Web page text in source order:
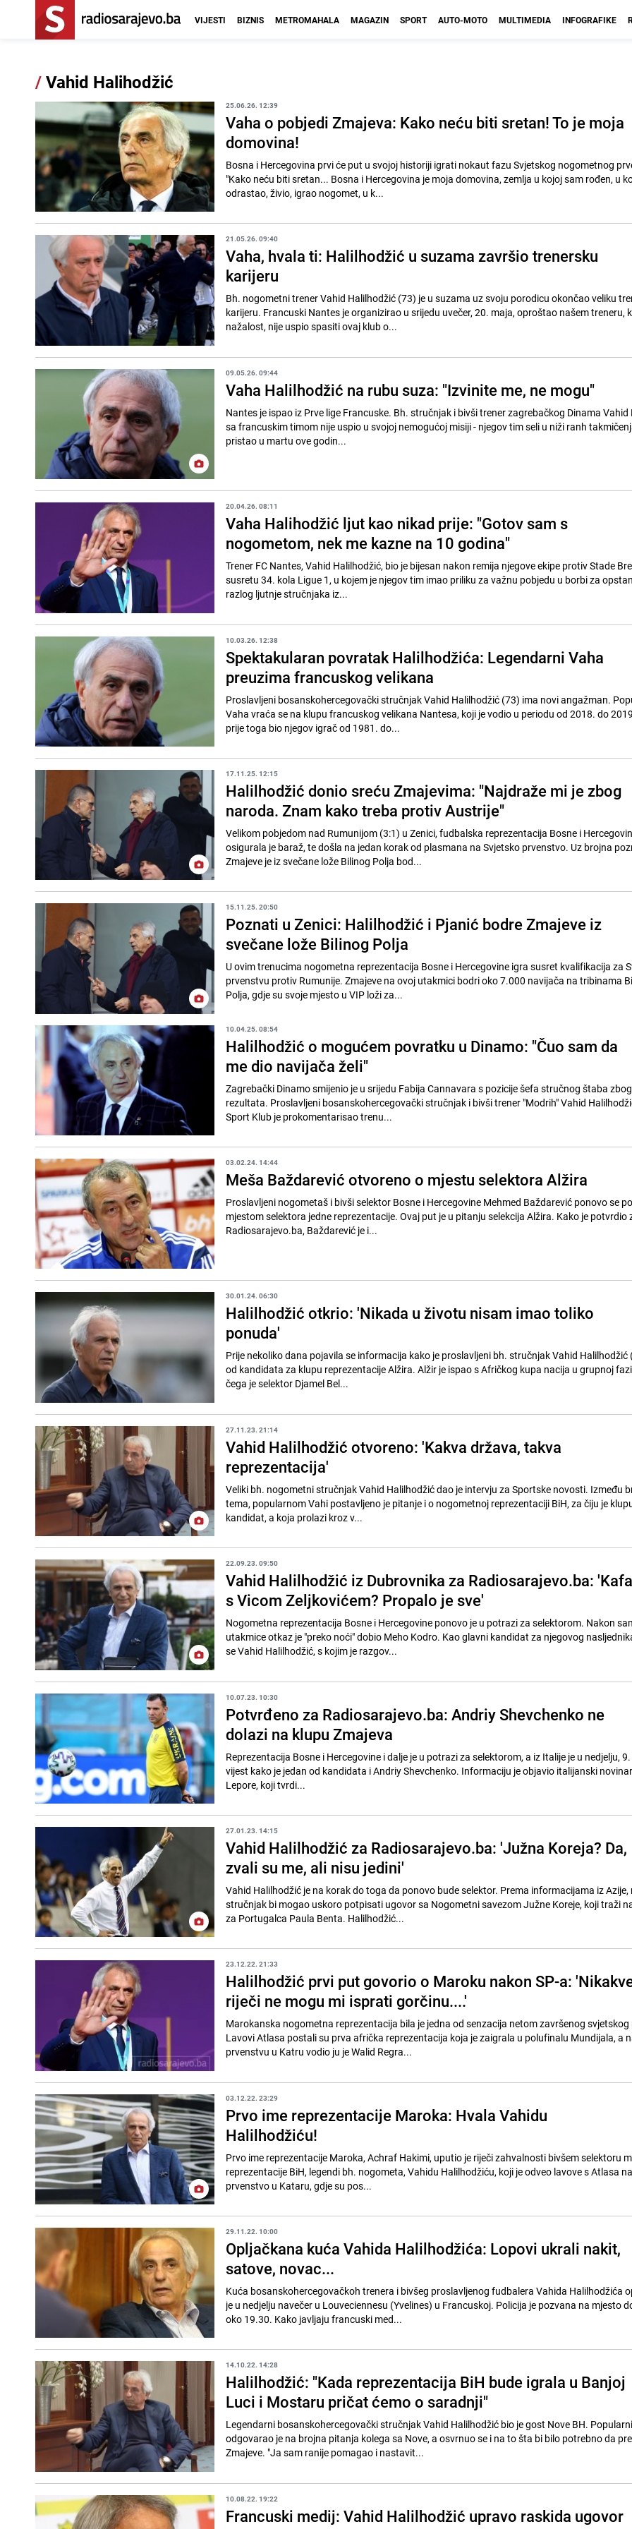
VIJESTI BIZNIS METROMAHALA MAGAZIN SPORT AUTO-MOTO MULTIMEDIA INFOGRAFIKE
/Vahid Halihodžić
25.06.26. 12:39
Vaha o pobjedi Zmajeva: Kako neću biti sretan! To je moja
domovina!
Bosna i Hercegovina prvi će put u svojoj historiji igrati nokaut fazu Svjetskog nogometnog
"Kako neću biti sretan... Bosna i Hercegovina je moja domovina, zemlja u kojoj sam rođen, u
odrastao, živio, igrao nogomet, u k...
21.05.26. 09:40
Vaha, hvala ti: Halilhodžić u suzama završio trenersku
karijeru
Bh. nogometni trener Vahid Halilhodžić (73) je u suzama uz svoju porodicu okončao veliku
karijeru. Francuski Nantes je organizirao u srijedu uvečer, 20. maja, oproštao našem treneru,
nažalost, nije uspio spasiti ovaj klub o...
09.05.26. 09:44
Vaha Halilhodžić na rubu suza: "Izvinite me, ne mogu"
Nantes je ispao iz Prve lige Francuske. Bh. stručnjak i bivši trener zagrebačkog Dinama Vahid
sa francuskim timom nije uspio u svojoj nemogućoj misiji - njegov tim seli u niži ranh
pristao u martu ove godin...
20.04.26. 08:11
Vaha Halihodžić ljut kao nikad prije: "Gotov sam s
nogometom, nek me kazne na 10 godina"
Trener FC Nantes, Vahid Halilhodžić, bio je bijesan nakon remija njegove ekipe protiv Stade
susretu 34. kola Ligue 1, u kojem je njegov tim imao priliku za važnu pobjedu u borbi za
razlog ljutnje stručnjaka iz...
10.03.26. 12:38
Spektakularan povratak Halilhodžića: Legendarni Vaha
preuzima francuskog velikana
Proslavljeni bosanskohercegovački stručnjak Vahid Halilhodžić (73) ima novi angažman.
Vaha vraća se na klupu francuskog velikana Nantesa, koji je vodio u periodu od 2018. do
prije toga bio njegov igrač od 1981. do...
17.11.25. 12:15
Halilhodžić donio sreću Zmajevima: "Najdraže mi je zbog
naroda. Znam kako treba protiv Austrije"
Velikom pobjedom nad Rumunijom (3:1) u Zenici, fudbalska reprezentacija Bosne i
osigurala je baraž, te došla na jedan korak od plasmana na Svjetsko prvenstvo. Uz brojna
Zmajeve je iz svečane lože Bilinog Polja bod...
15.11.25. 20:50
Poznati u Zenici: Halilhodžić i Pjanić bodre Zmajeve iz
svečane lože Bilinog Polja
U ovim trenucima nogometna reprezentacija Bosne i Hercegovine igra susret kvalifikacija za
prvenstvu protiv Rumunije. Zmajeve na ovoj utakmici bodri oko 7.000 navijača na tribinama
Polja, gdje su svoje mjesto u VIP loži za...
10.04.25. 08:54
Halilhodžić o mogućem povratku u Dinamo: "Čuo sam da
me dio navijača želi"
Zagrebački Dinamo smijenio je u srijedu Fabija Cannavara s pozicije šefa stručnog štaba
rezultata. Proslavljeni bosanskohercegovački stručnjak i bivši trener "Modrih" Vahid
Sport Klub je prokomentarisao trenu...
03.02.24. 14:44
Meša Baždarević otvoreno o mjestu selektora Alžira
Proslavljeni nogometaš i bivši selektor Bosne i Hercegovine Mehmed Baždarević ponovo se
mjestom selektora jedne reprezentacije. Ovaj put je u pitanju selekcija Alžira. Kako je potvrdio
Radiosarajevo.ba, Baždarević je i...
30.01.24. 06:30
Halilhodžić otkrio: 'Nikada u životu nisam imao toliko
ponuda'
Prije nekoliko dana pojavila se informacija kako je proslavljeni bh. stručnjak Vahid Halilhodžić
od kandidata za klupu reprezentacije Alžira. Alžir je ispao s Afričkog kupa nacija u grupnoj
čega je selektor Djamel Bel...
27.11.23. 21:14
Vahid Halilhodžić otvoreno: 'Kakva država, takva
reprezentacija'
Veliki bh. nogometni stručnjak Vahid Halilhodžić dao je intervju za Sportske novosti. Između
tema, popularnom Vahi postavljeno je pitanje i o nogometnoj reprezentaciji BiH, za čiju je
kandidat, a koja prolazi kroz v...
22.09.23. 09:50
Vahid Halilhodžić iz Dubrovnika za Radiosarajevo.ba: 'Kafa
s Vicom Zeljkovićem? Propalo je sve'
Nogometna reprezentacija Bosne i Hercegovine ponovo je u potrazi za selektorom. Nakon
utakmice otkaz je "preko noći" dobio Meho Kodro. Kao glavni kandidat za njegovog
se Vahid Halilhodžić, s kojim je razgov...
10.07.23. 10:30
Potvrđeno za Radiosarajevo.ba: Andriy Shevchenko ne
dolazi na klupu Zmajeva
Reprezentacija Bosne i Hercegovine i dalje je u potrazi za selektorom, a iz Italije je u nedjelju,
vijest kako je jedan od kandidata i Andriy Shevchenko. Informaciju je objavio italijanski
Lepore, koji tvrdi...
27.01.23. 14:15
Vahid Halilhodžić za Radiosarajevo.ba: 'Južna Koreja? Da,
zvali su me, ali nisu jedini'
Vahid Halilhodžić je na korak do toga da ponovo bude selektor. Prema informacijama iz Azije, naš
stručnjak bi mogao uskoro potpisati ugovor sa Nogometni savezom Južne Koreje, koji traži
za Portugalca Paula Benta. Halilhodžić...
23.12.22. 21:33
Halilhodžić prvi put govorio o Maroku nakon SP-a:
riječi ne mogu mi isprati gorčinu....'
Marokanska nogometna reprezentacija bila je jedna od senzacija netom završenog
Lavovi Atlasa postali su prva afrička reprezentacija koja je zaigrala u polufinalu Mundijala, a
prvenstvu u Katru vodio ju je Walid Regra...
03.12.22. 23:29
Prvo ime reprezentacije Maroka: Hvala Vahidu
Halilhodžiću!
Prvo ime reprezentacije Maroka, Achraf Hakimi, uputio je riječi zahvalnosti bivšem selektoru
reprezentacije BiH, legendi bh. nogometa, Vahidu Halilhodžiću, koji je odveo lavove s Atlasa
prvenstvo u Kataru, gdje su pos...
29.11.22. 10:00
Opljačkana kuća Vahida Halilhodžića: Lopovi ukrali nakit,
satove, novac...
Kuća bosanskohercegovačkoh trenera i bivšeg proslavljenog fudbalera Vahida Halilhodžića
je u nedjelju navečer u Louveciennesu (Yvelines) u Francuskoj. Policija je pozvana na mjesto
oko 19.30. Kako javljaju francuski med...
14.10.22. 14:28
Halilhodžić: "Kada reprezentacija BiH bude igrala u Banjoj
Luci i Mostaru pričat ćemo o saradnji"
Legendarni bosanskohercegovački stručnjak Vahid Halilhodžić bio je gost Nove BH.
odgovarao je na brojna pitanja kolega sa Nove, a osvrnuo se i na to šta bi bilo potrebno da
Zmajeve. "Ja sam ranije pomagao i nastavit...
10.08.22. 19:22
Francuski medij: Vahid Halilhodžić upravo raskida ugovor